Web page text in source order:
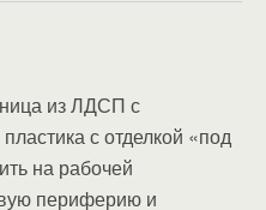
из ЛДСП с
с отделкой «под
на рабочей
периферию и